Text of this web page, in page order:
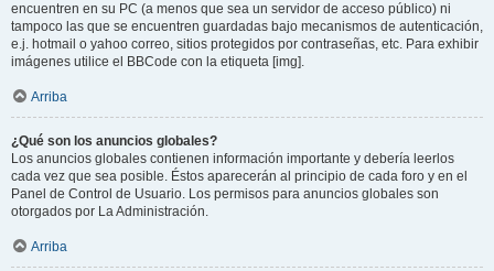
encuentren en su PC (a menos que sea un servidor de acceso público) ni
tampoco las que se encuentren guardadas bajo mecanismos de autenticación,
e.j. hotmail o yahoo correo, sitios protegidos por contraseñas, etc. Para exhibir
imágenes utilice el BBCode con la etiqueta [img].
Arriba
¿Qué son los anuncios globales?
Los anuncios globales contienen información importante y debería leerlos
cada vez que sea posible. Éstos aparecerán al principio de cada foro y en el
Panel de Control de Usuario. Los permisos para anuncios globales son
otorgados por La Administración.
Arriba